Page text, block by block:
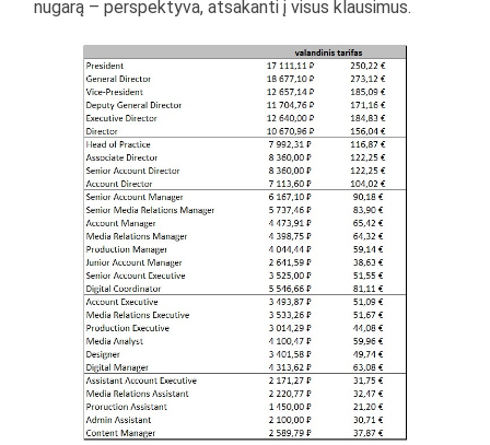
nugarą – perspektyva, atsakanti į visus klausimus.